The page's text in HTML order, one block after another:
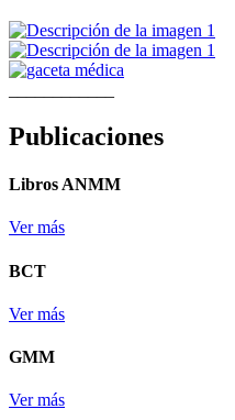
Publicaciones
Libros ANMM
Ver más
BCT
Ver más
GMM
Ver más